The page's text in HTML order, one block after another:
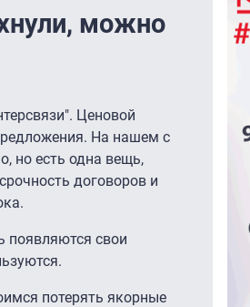
можно
Ценовой
На нашем с
но есть одна вещь,
договоров и
появляются свои
потерять якорные